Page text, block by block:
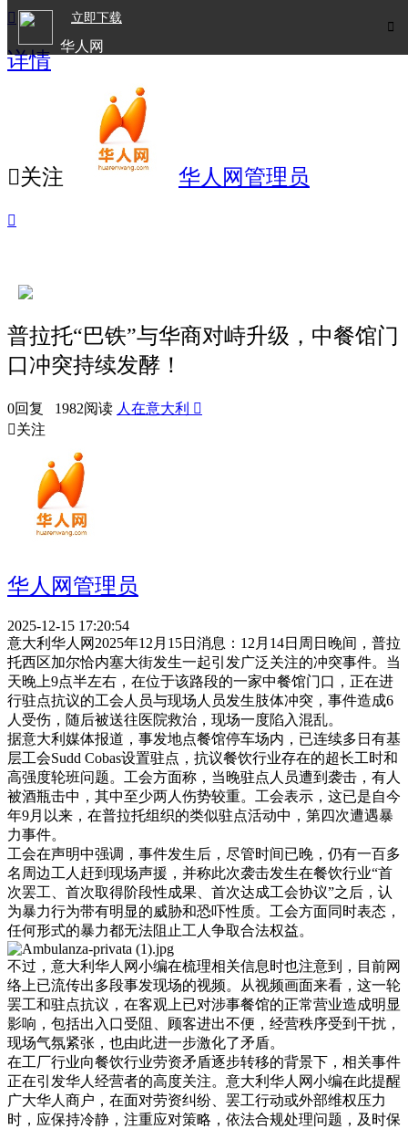

立即下载
华人网

详情
关注 华人网管理员

普拉托“巴铁”与华商对峙升级，中餐馆门
口冲突持续发酵！
0回复 1982阅读 人在意大利 
关注
华人网管理员
2025-12-15 17:20:54
意大利华人网2025年12月15日消息：12月14日周日晚间，普拉
托西区加尔恰内塞大街发生一起引发广泛关注的冲突事件。当
天晚上9点半左右，在位于该路段的一家中餐馆门口，正在进
行驻点抗议的工会人员与现场人员发生肢体冲突，事件造成6
人受伤，随后被送往医院救治，现场一度陷入混乱。
据意大利媒体报道，事发地点餐馆停车场内，已连续多日有基
层工会Sudd Cobas设置驻点，抗议餐饮行业存在的超长工时和
高强度轮班问题。工会方面称，当晚驻点人员遭到袭击，有人
被酒瓶击中，其中至少两人伤势较重。工会表示，这已是自今
年9月以来，在普拉托组织的类似驻点活动中，第四次遭遇暴
力事件。
工会在声明中强调，事件发生后，尽管时间已晚，仍有一百多
名周边工人赶到现场声援，并称此次袭击发生在餐饮行业“首
次罢工、首次取得阶段性成果、首次达成工会协议”之后，认
为暴力行为带有明显的威胁和恐吓性质。工会方面同时表态，
任何形式的暴力都无法阻止工人争取合法权益。
不过，意大利华人网小编在梳理相关信息时也注意到，目前网
络上已流传出多段事发现场的视频。从视频画面来看，这一轮
罢工和驻点抗议，在客观上已对涉事餐馆的正常营业造成明显
影响，包括出入口受阻、顾客进出不便，经营秩序受到干扰，
现场气氛紧张，也由此进一步激化了矛盾。
在工厂行业向餐饮行业劳资矛盾逐步转移的背景下，相关事件
正在引发华人经营者的高度关注。意大利华人网小编在此提醒
广大华人商户，在面对劳资纠纷、罢工行动或外部维权压力
时，应保持冷静，注重应对策略，依法合规处理问题，及时保